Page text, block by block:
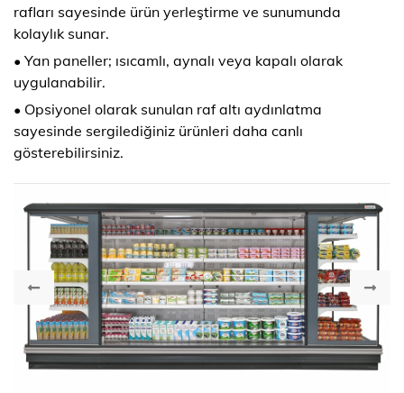
rafları sayesinde ürün yerleştirme ve sunumunda
kolaylık sunar.
• Yan paneller; ısıcamlı, aynalı veya kapalı olarak
uygulanabilir.
• Opsiyonel olarak sunulan raf altı aydınlatma
sayesinde sergilediğiniz ürünleri daha canlı
gösterebilirsiniz.